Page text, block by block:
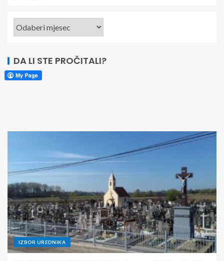
DA LI STE PROČITALI?
IZBOR UREDNIKA